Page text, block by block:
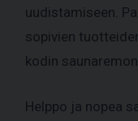
uudistamiseen.
sopivien
kodin
Helppo ja nopea